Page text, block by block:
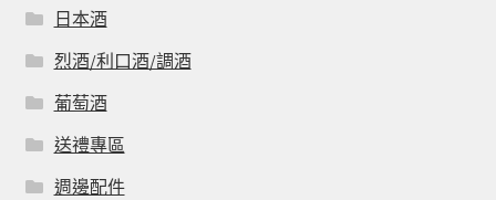
日本酒
烈酒/利口酒/調酒
葡萄酒
送禮專區
週邊配件